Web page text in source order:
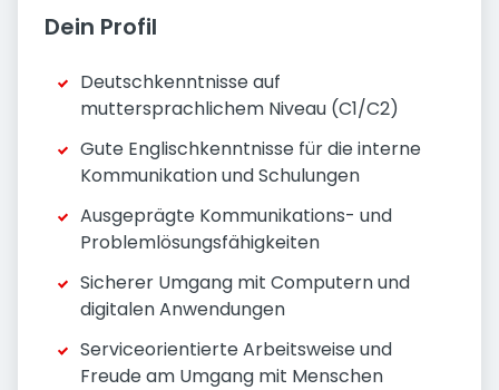
Dein Profil
Deutschkenntnisse auf
muttersprachlichem Niveau (C1/C2)
Gute Englischkenntnisse für die interne
Kommunikation und Schulungen
Ausgeprägte Kommunikations- und
Problemlösungsfähigkeiten
Sicherer Umgang mit Computern und
digitalen Anwendungen
Serviceorientierte Arbeitsweise und
Freude am Umgang mit Menschen